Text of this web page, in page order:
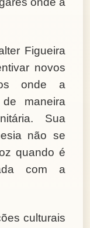
Figueira
novos
onde a
maneira
Sua
não se
quando é
com a
culturais